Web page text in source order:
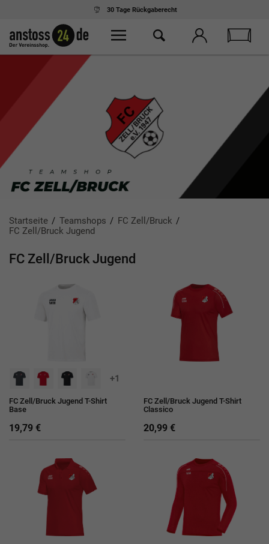
30 Tage Rückgaberecht
Startseite Teamshops
FC Zell/Bruck
FC Zell/Bruck Jugend
FC Zell/Bruck Jugend
+1
FC Zell/Bruck Jugend T-Shirt
Base
19,79 €
FC Zell/Bruck Jugend T-Shirt
Classico
20,99 €